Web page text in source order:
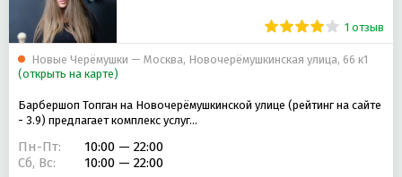
1 отзыв
Новые Черёмушки — Москва, Новочерёмушкинская улица, 66 к1
(открыть на карте)
Барбершоп Топган на Новочерёмушкинской улице (рейтинг на сайте
- 3.9) предлагает комплекс услуг…
Пн-Пт:
10:00 — 22:00
Сб, Вс:
10:00 — 22:00